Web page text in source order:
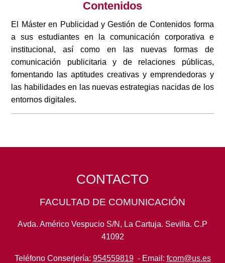
Contenidos
El Máster en Publicidad y Gestión de Contenidos forma
a sus estudiantes en la comunicación corporativa e
institucional, así como en las nuevas formas de
comunicación publicitaria y de relaciones públicas,
fomentando las aptitudes creativas y emprendedoras y
las habilidades en las nuevas estrategias nacidas de los
entornos digitales.
CONTACTO
FACULTAD DE COMUNICACIÓN
Avda. Américo Vespucio S/N, La Cartuja. Sevilla. C.P
41092
Teléfono Conserjería: 954559819- Email: fcom@us.es